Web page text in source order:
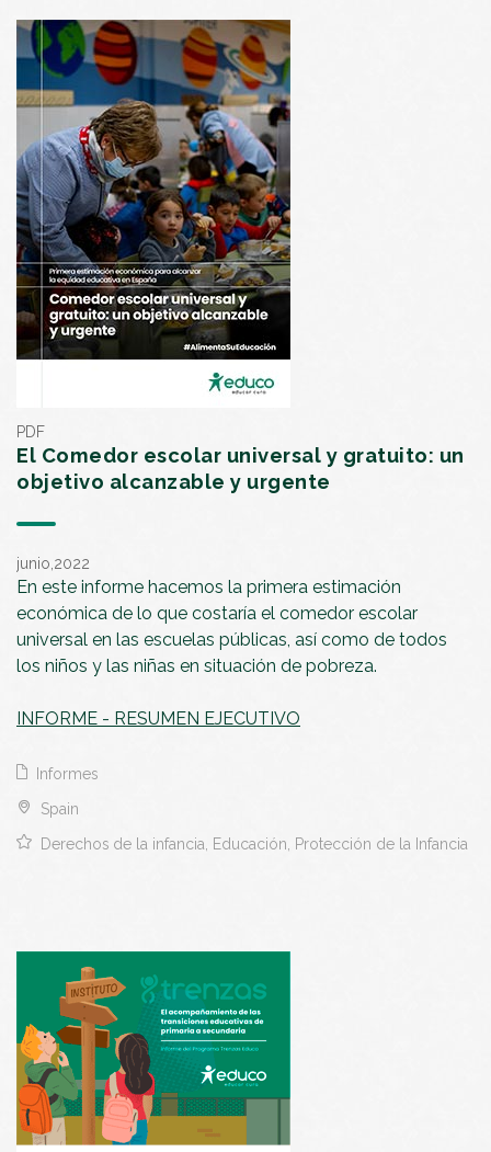
PDF
El Comedor escolar universal y gratuito: un
objetivo alcanzable y urgente
junio,2022
En este informe hacemos la primera estimación
económica de lo que costaría el comedor escolar
universal en las escuelas públicas, así como de todos
los niños y las niñas en situación de pobreza.
INFORME - RESUMEN EJECUTIVO
Informes
Spain
Derechos de la infancia, Educación, Protección de la Infancia